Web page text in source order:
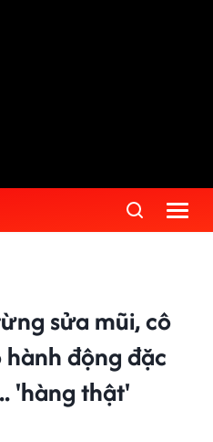
sửa mũi, cô
động đặc
'hàng thật'